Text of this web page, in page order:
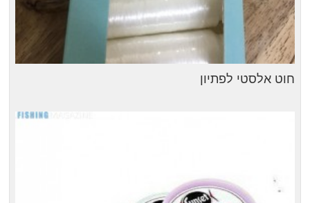
חוט אלסטי לפתיון